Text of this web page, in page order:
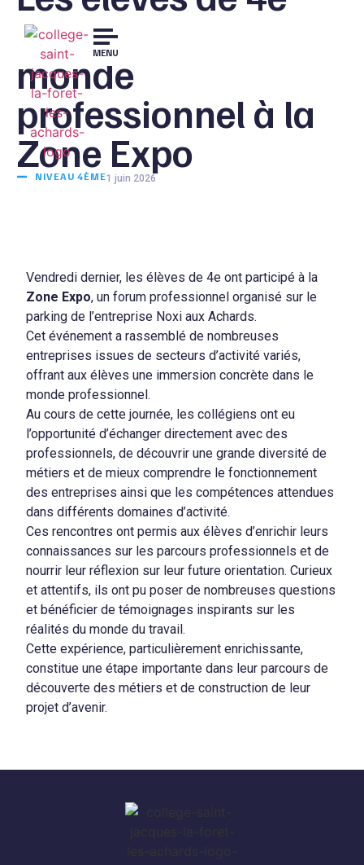
MENU
découvrent le
monde
professionnel à la
Zone Expo
NIVEAU 4ÈME1 juin 2026
Vendredi dernier, les élèves de 4e ont participé à la
Zone Expo, un forum professionnel organisé sur le
parking de l’entreprise Noxi aux Achards.
Cet événement a rassemblé de nombreuses
entreprises issues de secteurs d’activité variés,
offrant aux élèves une immersion concrète dans le
monde professionnel.
Au cours de cette journée, les collégiens ont eu
l’opportunité d’échanger directement avec des
professionnels, de découvrir une grande diversité de
métiers et de mieux comprendre le fonctionnement
des entreprises ainsi que les compétences attendues
dans différents domaines d’activité.
Ces rencontres ont permis aux élèves d’enrichir leurs
connaissances sur les parcours professionnels et de
nourrir leur réflexion sur leur future orientation. Curieux
et attentifs, ils ont pu poser de nombreuses questions
et bénéficier de témoignages inspirants sur les
réalités du monde du travail.
Cette expérience, particulièrement enrichissante,
constitue une étape importante dans leur parcours de
découverte des métiers et de construction de leur
projet d’avenir.